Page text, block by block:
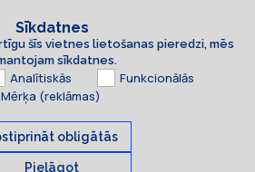
Sīkdatnes
šīs vietnes lietošanas pieredzi, mēs
sīkdatnes.
Analītiskās
Funkcionālās
Mērķa (reklāmas)
obligātās
Pielāgot